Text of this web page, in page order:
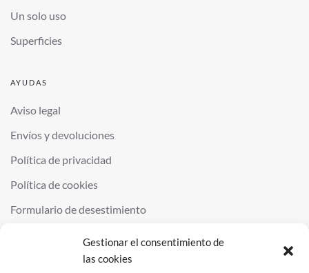
Gestionar el consentimiento de
las cookies
Un solo uso
Superficies
AYUDAS
Aviso legal
Envíos y devoluciones
Política de privacidad
Política de cookies
Formulario de desestimiento
QUIMINOR SL. ALL RIGHTS RESERVED.